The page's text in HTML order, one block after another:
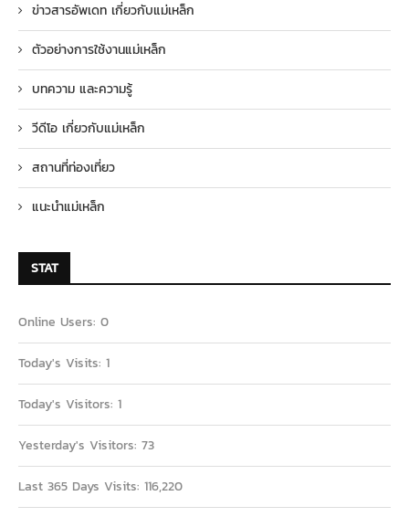
ข่าวสารอัพเดท เกี่ยวกับแม่เหล็ก
ตัวอย่างการใช้งานแม่เหล็ก
บทความ และความรู้
วีดีโอ เกี่ยวกับแม่เหล็ก
สถานที่ท่องเที่ยว
แนะนำแม่เหล็ก
STAT
Online Users: 0
Today's Visits: 1
Today's Visitors: 1
Yesterday's Visitors: 73
Last 365 Days Visits: 116,220